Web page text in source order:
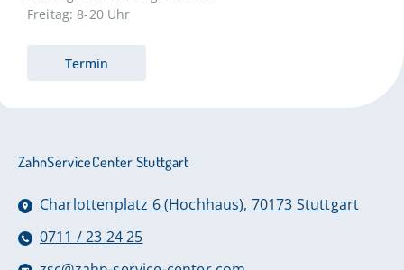
Freitag: 8-20 Uhr
Termin
ZahnServiceCenter Stuttgart
Charlottenplatz 6 (Hochhaus), 70173 Stuttgart
0711 / 23 24 25